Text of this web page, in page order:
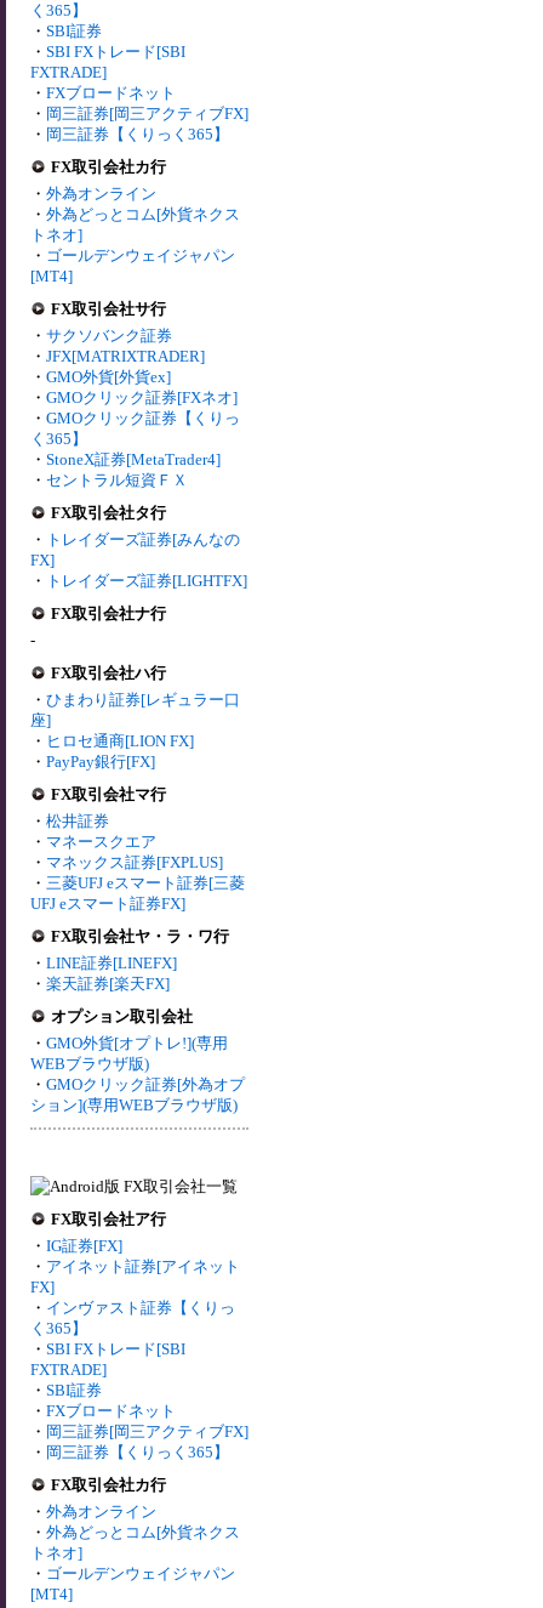
く365】
・ SBI証券
・ SBI FXトレード[SBI
FXTRADE]
・ FXブロードネット
・ 岡三証券[岡三アクティブFX]
・ 岡三証券【くりっく365】
FX取引会社カ行
・ 外為オンライン
・ 外為どっとコム[外貨ネクス
トネオ]
・ ゴールデンウェイジャパン
[MT4]
FX取引会社サ行
・ サクソバンク証券
・ JFX[MATRIXTRADER]
・ GMO外貨[外貨ex]
・ GMOクリック証券[FXネオ]
・ GMOクリック証券【くりっ
く365】
・ StoneX証券[MetaTrader4]
・ セントラル短資ＦＸ
FX取引会社タ行
・ トレイダーズ証券[みんなの
FX]
・ トレイダーズ証券[LIGHTFX]
FX取引会社ナ行
-
FX取引会社ハ行
・ ひまわり証券[レギュラー口
座]
・ ヒロセ通商[LION FX]
・ PayPay銀行[FX]
FX取引会社マ行
・ 松井証券
・ マネースクエア
・ マネックス証券[FXPLUS]
・ 三菱UFJ eスマート証券[三菱
UFJ eスマート証券FX]
FX取引会社ヤ・ラ・ワ行
・ LINE証券[LINEFX]
・ 楽天証券[楽天FX]
オプション取引会社
・ GMO外貨[オプトレ!](専用
WEBブラウザ版)
・ GMOクリック証券[外為オプ
ション](専用WEBブラウザ版)
FX取引会社ア行
・ IG証券[FX]
・ アイネット証券[アイネット
FX]
・ インヴァスト証券【くりっ
く365】
・ SBI FXトレード[SBI
FXTRADE]
・ SBI証券
・ FXブロードネット
・ 岡三証券[岡三アクティブFX]
・ 岡三証券【くりっく365】
FX取引会社カ行
・ 外為オンライン
・ 外為どっとコム[外貨ネクス
トネオ]
・ ゴールデンウェイジャパン
[MT4]